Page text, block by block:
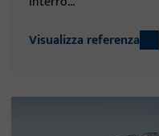
Visualizza referenza